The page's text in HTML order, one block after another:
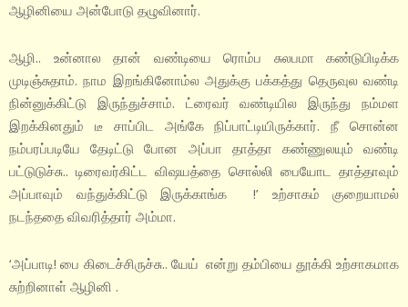
ஆழினியை அன்போடு தழுவினார்.
ஆழி.. உன்னால தான் வண்டியை ரொம்ப சுலபமா கண்டுபிடிக்க
முடிஞ்சுதாம். நாம இறங்கினோம்ல அதுக்கு பக்கத்து தெருவுல வண்டி
நின்னுக்கிட்டு இருந்துச்சாம். ட்ரைவர் வண்டியில இருந்து நம்மள
இறக்கினதும் டீ சாப்பிட அங்கே நிப்பாட்டியிருக்கார். நீ சொன்ன
நம்பரப்படியே தேடிட்டு போன அப்பா தாத்தா கண்ணுலயும் வண்டி
பட்டுடுச்சு.. டிரைவர்கிட்ட விஷயத்தை சொல்லி பையோட தாத்தாவும்
அப்பாவும் வந்துக்கிட்டு இருக்காங்க !’ உற்சாகம் குறையாமல்
நடந்ததை விவரித்தார் அம்மா.
‘அப்பாடி! பை கிடைச்சிருச்சு.. யேய் என்று தம்பியை தூக்கி உற்சாகமாக
சுற்றினாள் ஆழினி .